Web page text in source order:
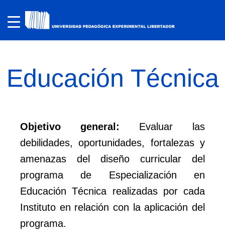
Educación Técnica
Objetivo general: Evaluar las
debilidades, oportunidades, fortalezas y
amenazas del diseño curricular del
programa de Especialización en
Educación Técnica realizadas por cada
Instituto en relación con la aplicación del
programa.